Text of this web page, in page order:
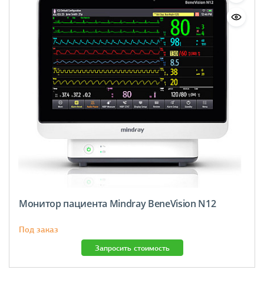
Монитор пациента Mindray BeneVision N12
Под заказ
Запросить стоимость